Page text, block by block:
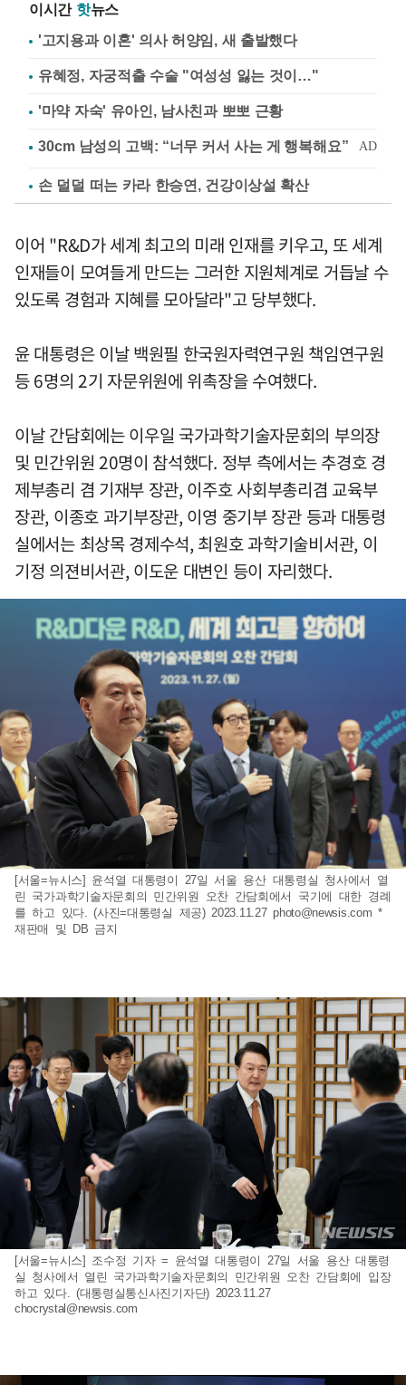
이시간 핫뉴스
'고지용과 이혼' 의사 허양임, 새 출발했다
유혜정, 자궁적출 수술 "여성성 잃는 것이…"
'마약 자숙' 유아인, 남사친과 뽀뽀 근황
손 덜덜 떠는 카라 한승연, 건강이상설 확산
이어 "R&D가 세계 최고의 미래 인재를 키우고, 또 세계
인재들이 모여들게 만드는 그러한 지원체계로 거듭날 수
있도록 경험과 지혜를 모아달라"고 당부했다.
윤 대통령은 이날 백원필 한국원자력연구원 책임연구원
등 6명의 2기 자문위원에 위촉장을 수여했다.
이날 간담회에는 이우일 국가과학기술자문회의 부의장
및 민간위원 20명이 참석했다. 정부 측에서는 추경호 경
제부총리 겸 기재부 장관, 이주호 사회부총리겸 교육부
장관, 이종호 과기부장관, 이영 중기부 장관 등과 대통령
실에서는 최상목 경제수석, 최원호 과학기술비서관, 이
기정 의젼비서관, 이도운 대변인 등이 자리했다.
[서울=뉴시스] 윤석열 대통령이 27일 서울 용산 대통령실 청사에서 열
린 국가과학기술자문회의 민간위원 오찬 간담회에서 국기에 대한 경례
를 하고 있다. (사진=대통령실 제공) 2023.11.27photo@newsis.com *
재판매 및 DB 금지
[서울=뉴시스] 조수정 기자 = 윤석열 대통령이 27일 서울 용산 대통령
실 청사에서 열린 국가과학기술자문회의 민간위원 오찬 간담회에 입장
하고 있다. (대통령실통신사진기자단) 2023.11.27
chocrystal@newsis.com